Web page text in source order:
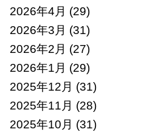
2026年4月 (29)
2026年3月 (31)
2026年2月 (27)
2026年1月 (29)
2025年12月 (31)
2025年11月 (28)
2025年10月 (31)